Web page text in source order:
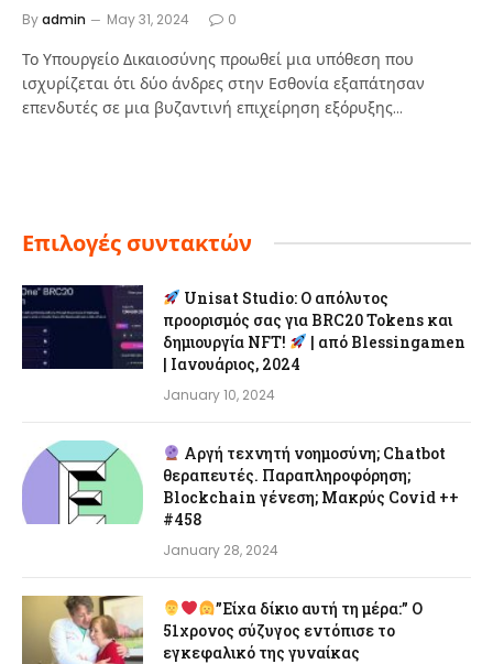
Byadmin May 31, 2024 0
Το Υπουργείο Δικαιοσύνης προωθεί μια υπόθεση που
ισχυρίζεται ότι δύο άνδρες στην Εσθονία εξαπάτησαν
επενδυτές σε μια βυζαντινή επιχείρηση εξόρυξης…
Επιλογές συντακτών
Unisat Studio: Ο απόλυτος
προορισμός σας για BRC20 Tokens και
δημιουργία NFT!
| από Blessingamen
| Ιανουάριος, 2024
January 10, 2024
Αργή τεχνητή νοημοσύνη; Chatbot
θεραπευτές. Παραπληροφόρηση;
Blockchain γένεση; Μακρύς Covid ++
#458
January 28, 2024
”Είχα δίκιο αυτή τη μέρα:” Ο
51χρονος σύζυγος εντόπισε το
εγκεφαλικό της γυναίκας